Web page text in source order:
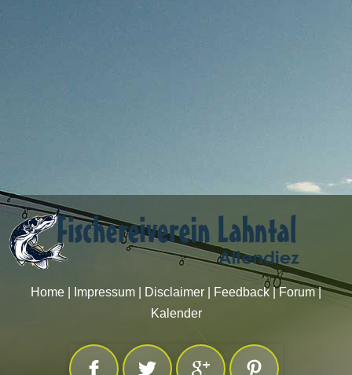
Home Impressum Disclaimer Feedback |Forum|
Kalender